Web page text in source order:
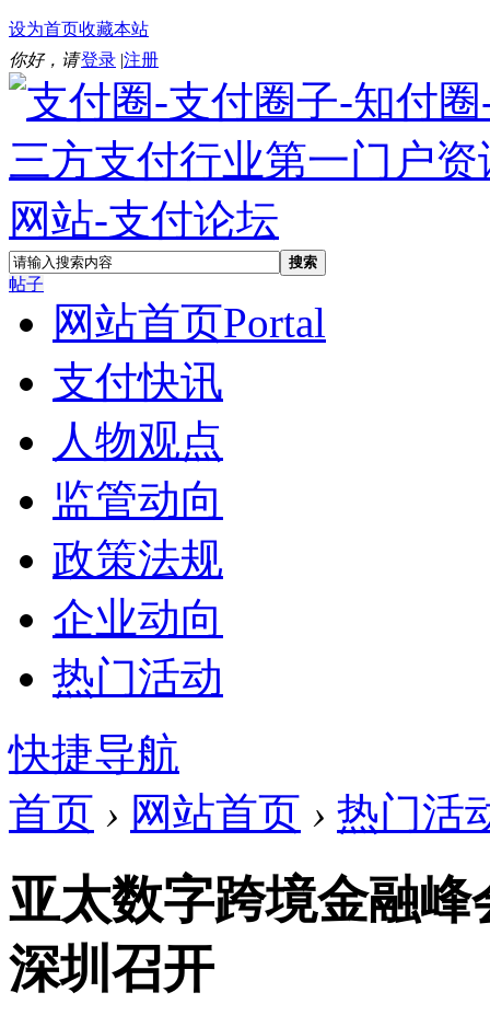
设为首页收藏本站
你好，请登录 |注册
帖子
搜索
网站首页Portal
支付快讯
人物观点
监管动向
政策法规
企业动向
热门活动
快捷导航
首页 › 网站首页 › 热门活
亚太数字跨境金融峰
深圳召开